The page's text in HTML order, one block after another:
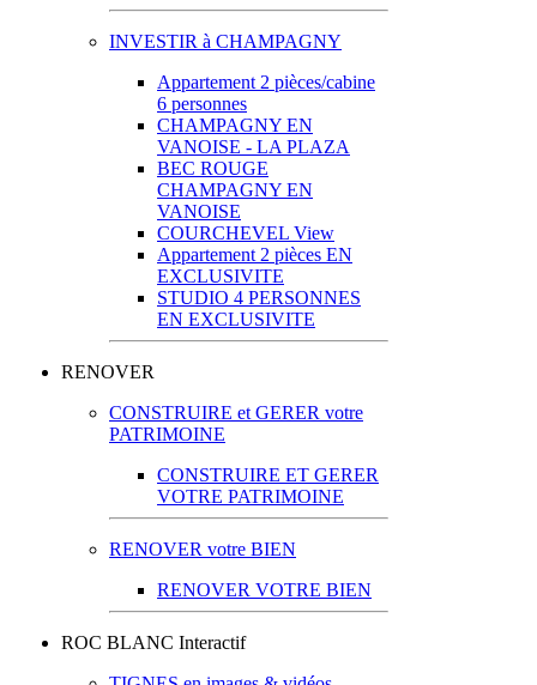
INVESTIR à CHAMPAGNY
Appartement 2 pièces/cabine
6 personnes
CHAMPAGNY EN
VANOISE - LA PLAZA
BEC ROUGE
CHAMPAGNY EN
VANOISE
COURCHEVEL View
Appartement 2 pièces EN
EXCLUSIVITE
STUDIO 4 PERSONNES
EN EXCLUSIVITE
RENOVER
CONSTRUIRE et GERER votre
PATRIMOINE
CONSTRUIRE ET GERER
VOTRE PATRIMOINE
RENOVER votre BIEN
RENOVER VOTRE BIEN
ROC BLANC Interactif